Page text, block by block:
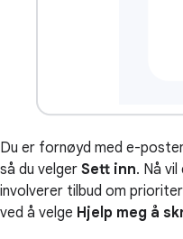
Du er fornøyd med e-
så du velger Sett inn. Nå
involverer tilbud om
ved å velge Hjelp meg å